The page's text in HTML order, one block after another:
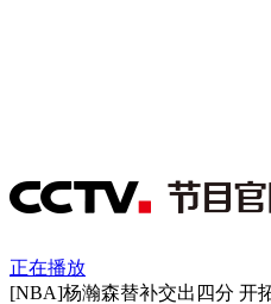
正在播放
[NBA]杨瀚森替补交出四分 开